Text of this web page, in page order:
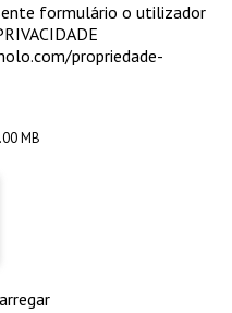
formulário o utilizador
propriedade-
MB